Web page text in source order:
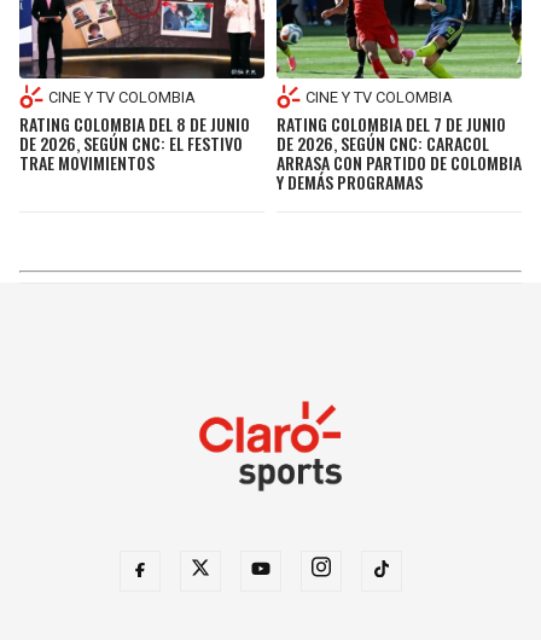
CINE Y TV COLOMBIA
RATING COLOMBIA DEL 8 DE JUNIO
DE 2026, SEGÚN CNC: EL FESTIVO
TRAE MOVIMIENTOS
CINE Y TV COLOMBIA
RATING COLOMBIA DEL 7 DE JUNIO
DE 2026, SEGÚN CNC: CARACOL
ARRASA CON PARTIDO DE COLOMBIA
Y DEMÁS PROGRAMAS